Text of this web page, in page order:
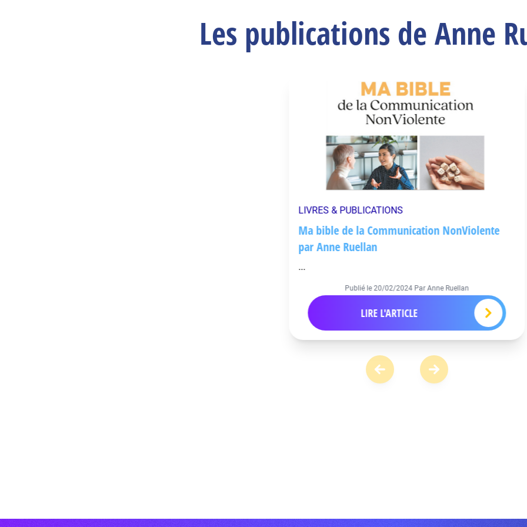
Les publications de Anne
LIVRES & PUBLICATIONS
Ma bible de la Communication NonViolente
par Anne Ruellan
...
Publié le20/02/2024 Par Anne Ruellan
LIRE L'ARTICLE